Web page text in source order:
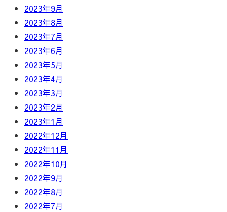
2023年9月
2023年8月
2023年7月
2023年6月
2023年5月
2023年4月
2023年3月
2023年2月
2023年1月
2022年12月
2022年11月
2022年10月
2022年9月
2022年8月
2022年7月